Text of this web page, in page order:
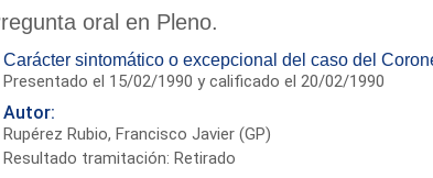
oral en Pleno.
Carácter sintomático o excepcional del caso del
Presentado el 15/02/1990 y calificado el 20/02/1990
Autor:
Rupérez Rubio, Francisco Javier (GP)
Resultado tramitación: Retirado